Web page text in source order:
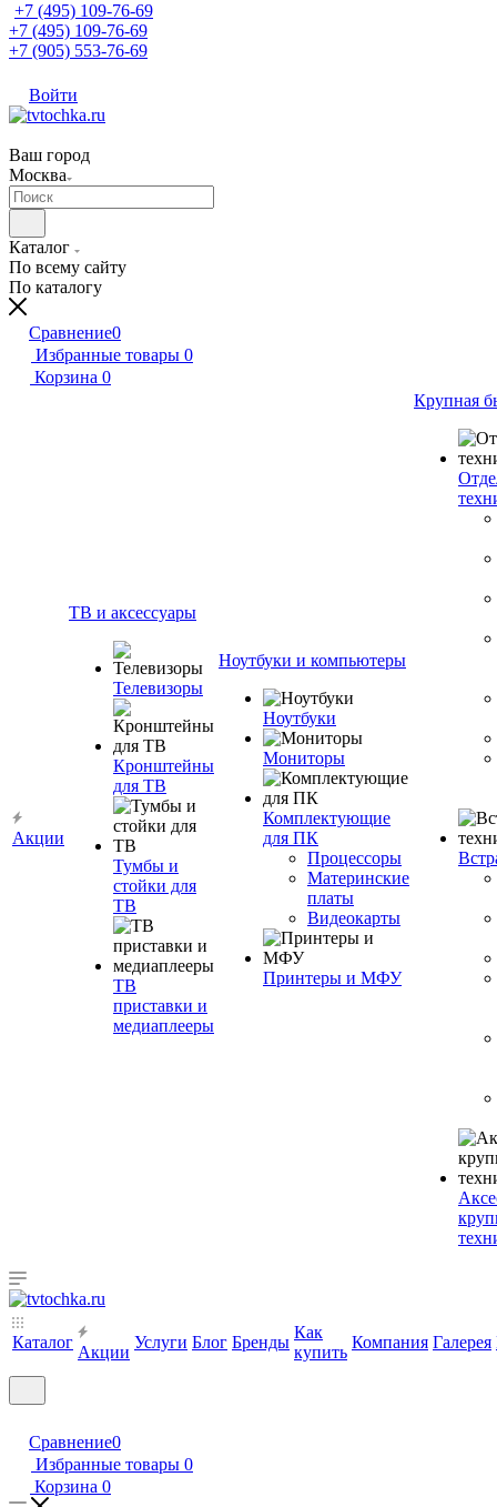
+7 (495) 109-76-69
+7 (495) 109-76-69
+7 (905) 553-76-69
Войти
Ваш город
Москва
Каталог
По всему сайту
По каталогу
Сравнение0
Избранные товары 0
Корзина 0
Акции
ТВ и аксессуары
Телевизоры
Кронштейны
для ТВ
Тумбы и
стойки для
ТВ
ТВ
приставки и
медиаплееры
Ноутбуки и компьютеры
Ноутбуки
Мониторы
Комплектующие
для ПК
Процессоры
Материнские
платы
Видеокарты
Принтеры и МФУ
Крупная
Каталог
Акции
Услуги Блог Бренды
Как
купить
Компания Галерея
Сравнение0
Избранные товары 0
Корзина 0